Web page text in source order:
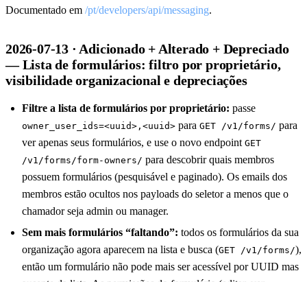
Documentado em /pt/developers/api/messaging.
2026-07-13 · Adicionado + Alterado + Depreciado
— Lista de formulários: filtro por proprietário,
visibilidade organizacional e depreciações
Filtre a lista de formulários por proprietário: passe
owner_user_ids=<uuid>,<uuid> para GET /v1/forms/ para
ver apenas seus formulários, e use o novo endpoint GET
/v1/forms/form-owners/ para descobrir quais membros
possuem formulários (pesquisável e paginado). Os emails dos
membros estão ocultos nos payloads do seletor a menos que o
chamador seja admin ou manager.
Sem mais formulários “faltando”: todos os formulários da sua
organização agora aparecem na lista e busca (GET /v1/forms/),
então um formulário não pode mais ser acessível por UUID mas